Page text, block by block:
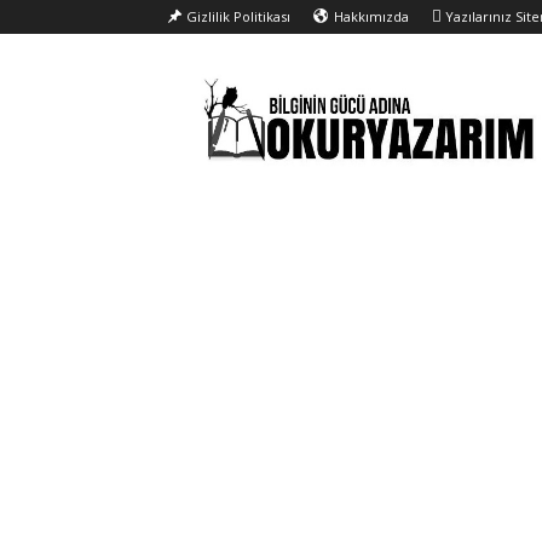
Gizlilik Politikası Hakkımızda Yazılarınız
Yazarım